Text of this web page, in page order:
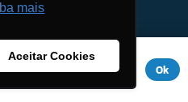
mais
Aceitar Cookies
experiência. Se você
com ele.Aviso de
Ok